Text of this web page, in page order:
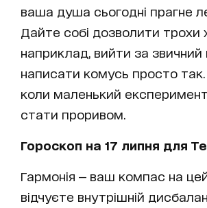
ваша душа сьогодні прагне
Дайте собі дозволити трохи
наприклад, вийти за звичний
написати комусь просто так.
коли маленький
стати проривом.
Гороскоп на 17 липня для
Гармонія — ваш компас на
відчуєте внутрішній